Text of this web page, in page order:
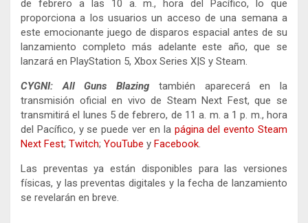
de febrero a las 10 a. m., hora del Pacífico, lo que
proporciona a los usuarios un acceso de una semana a
este emocionante juego de disparos espacial antes de su
lanzamiento completo más adelante este año, que se
lanzará en PlayStation 5, Xbox Series X|S y Steam.
CYGNI: All Guns Blazing también aparecerá en la
transmisión oficial en vivo de Steam Next Fest, que se
transmitirá el lunes 5 de febrero, de 11 a. m. a 1 p. m., hora
del Pacífico, y se puede ver en la página del evento Steam
Next Fest; Twitch; YouTube y Facebook.
Las preventas ya están disponibles para las versiones
físicas, y las preventas digitales y la fecha de lanzamiento
se revelarán en breve.